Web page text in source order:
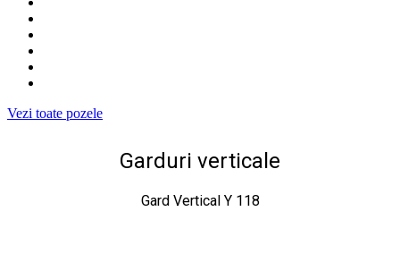
Vezi toate pozele
Garduri verticale
Gard Vertical Y 118